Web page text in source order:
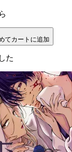
てカートに追加
た